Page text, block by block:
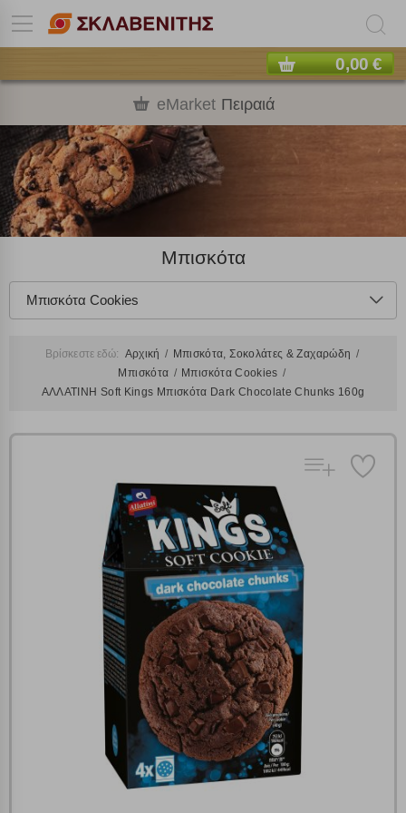
0,00 €
eMarket Πειραιά
Μπισκότα
Μπισκότα Cookies
Βρίσκεστε εδώ: Αρχική
Μπισκότα, Σοκολάτες & Ζαχαρώδη
Μπισκότα
Μπισκότα Cookies
ΑΛΛΑΤΙΝΗ Soft Kings Μπισκότα Dark Chocolate Chunks 160g